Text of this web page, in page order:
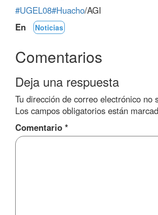
#UGEL08#Huacho/AGI
En
Noticias
Comentarios
Deja una respuesta
Tu dirección de correo electrónico no
Los campos obligatorios están
Comentario *